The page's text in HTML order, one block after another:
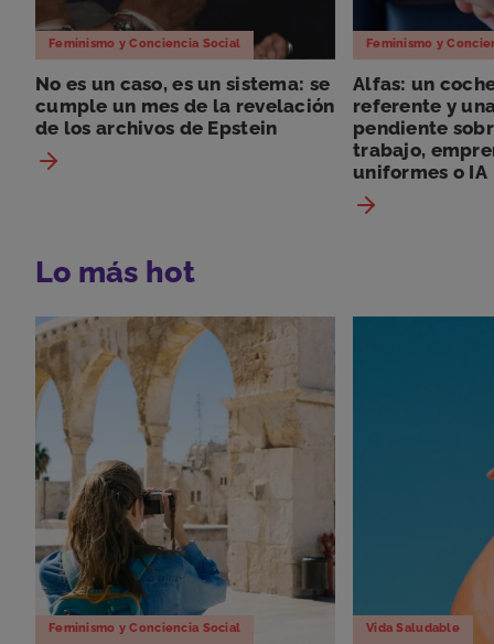
Feminismo y Conciencia Social
No es un caso, es un sistema: se
cumple un mes de la revelación
de los archivos de Epstein
Feminismo y
Alfas: un
referente y
pendiente
trabajo,
uniformes o IA
Lo más hot
Feminismo y Conciencia Social Vida Saludable